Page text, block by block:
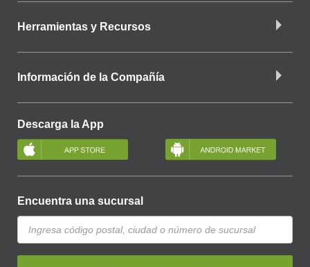
Herramientas y Recursos
Información de la Compañía
Descarga la App
Encuentra una sucursal